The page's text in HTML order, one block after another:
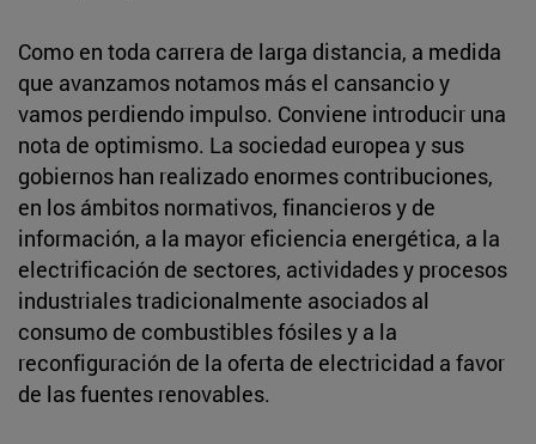
Como en toda carrera de larga distancia, a medida
que avanzamos notamos más el cansancio y
vamos perdiendo impulso. Conviene introducir una
nota de optimismo. La sociedad europea y sus
gobiernos han realizado enormes contribuciones,
en los ámbitos normativos, financieros y de
información, a la mayor eficiencia energética, a la
electrificación de sectores, actividades y procesos
industriales tradicionalmente asociados al
consumo de combustibles fósiles y a la
reconfiguración de la oferta de electricidad a favor
de las fuentes renovables.